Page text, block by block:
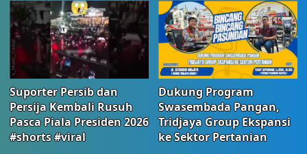
Suporter Persib dan
Persija Kembali Rusuh
Pasca Piala Presiden 2026
#shorts #viral
Dukung Program
Swasembada Pangan,
Tridjaya Group Ekspansi
ke Sektor Pertanian